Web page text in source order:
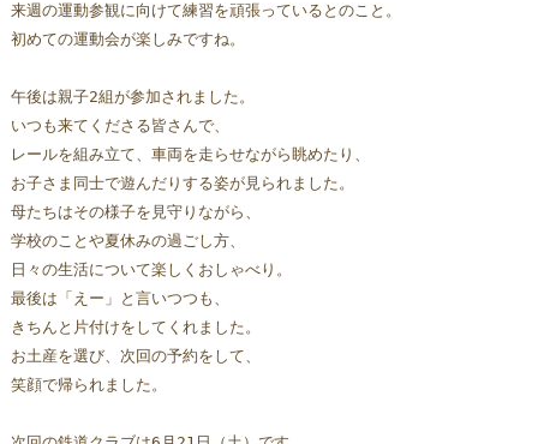
来週の運動参観に向けて練習を頑張っているとのこと。
初めての運動会が楽しみですね。
午後は親子2組が参加されました。
いつも来てくださる皆さんで、
レールを組み立て、車両を走らせながら眺めたり、
お子さま同士で遊んだりする姿が見られました。
母たちはその様子を見守りながら、
学校のことや夏休みの過ごし方、
日々の生活について楽しくおしゃべり。
最後は「えー」と言いつつも、
きちんと片付けをしてくれました。
お土産を選び、次回の予約をして、
笑顔で帰られました。